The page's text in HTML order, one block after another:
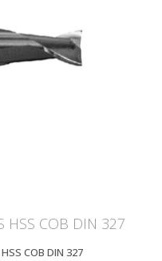
VIEW
HSS COB DIN 327
HSS COB DIN 327